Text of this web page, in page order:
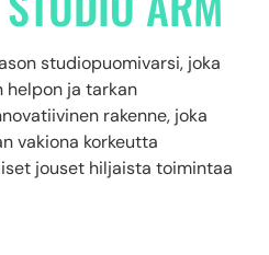
studiopuomivarsi, joka
helpon ja tarkan
rakenne, joka
vakiona korkeutta
jouset hiljaista toimintaa